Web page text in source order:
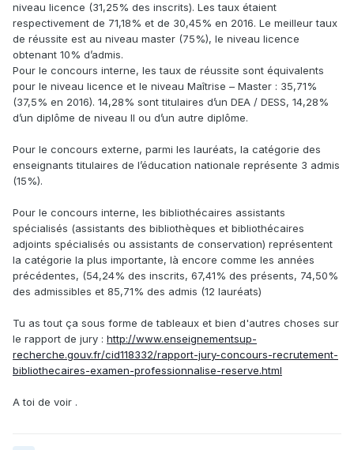
niveau licence (31,25% des inscrits). Les taux étaient
respectivement de 71,18% et de 30,45% en 2016. Le meilleur taux
de réussite est au niveau master (75%), le niveau licence
obtenant 10% d’admis.
Pour le concours interne, les taux de réussite sont équivalents
pour le niveau licence et le niveau Maîtrise – Master : 35,71%
(37,5% en 2016). 14,28% sont titulaires d’un DEA / DESS, 14,28%
d’un diplôme de niveau II ou d’un autre diplôme.
Pour le concours externe, parmi les lauréats, la catégorie des
enseignants titulaires de l’éducation nationale représente 3 admis
(15%).
Pour le concours interne, les bibliothécaires assistants
spécialisés (assistants des bibliothèques et bibliothécaires
adjoints spécialisés ou assistants de conservation) représentent
la catégorie la plus importante, là encore comme les années
précédentes, (54,24% des inscrits, 67,41% des présents, 74,50%
des admissibles et 85,71% des admis (12 lauréats)
Tu as tout ça sous forme de tableaux et bien d'autres choses sur
le rapport de jury : http://www.enseignementsup-
recherche.gouv.fr/cid118332/rapport-jury-concours-recrutement-
bibliothecaires-examen-professionnalise-reserve.html
A toi de voir .